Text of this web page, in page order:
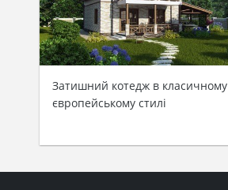
Затишний котедж в класичному
європейському стилі